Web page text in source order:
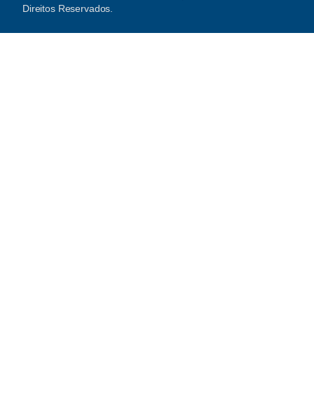
Direitos Reservados.